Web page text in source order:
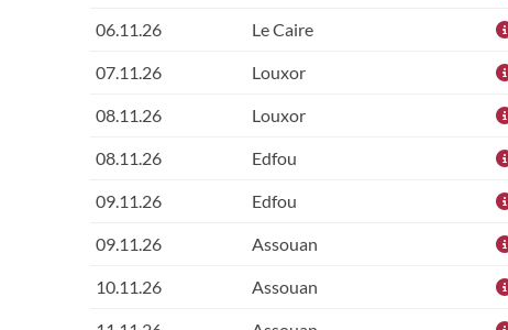
06.11.26 Le Caire
07.11.26 Louxor
08.11.26 Louxor
08.11.26 Edfou
09.11.26 Edfou
09.11.26 Assouan
10.11.26 Assouan